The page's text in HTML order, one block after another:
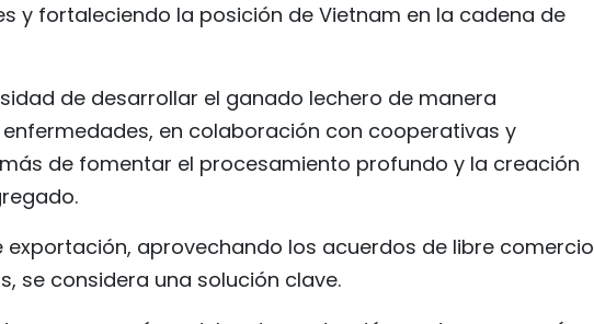
y fortaleciendo la posición de Vietnam en la cadena de
de desarrollar el ganado lechero de manera
en colaboración con cooperativas y
de fomentar el procesamiento profundo y la creación
exportación, aprovechando los acuerdos de libre comercio
se considera una solución clave.